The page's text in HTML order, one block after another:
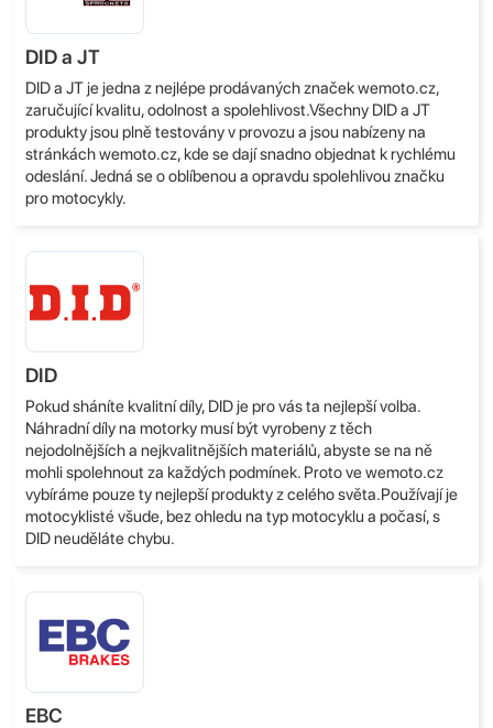
DID a JT
DID a JT je jedna z nejlépe prodávaných značek wemoto.cz,
zaručující kvalitu, odolnost a spolehlivost.Všechny DID a JT
produkty jsou plně testovány v provozu a jsou nabízeny na
stránkách wemoto.cz, kde se dají snadno objednat k rychlému
odeslání. Jedná se o oblíbenou a opravdu spolehlivou značku
pro motocykly.
DID
Pokud sháníte kvalitní díly, DID je pro vás ta nejlepší volba.
Náhradní díly na motorky musí být vyrobeny z těch
nejodolnějších a nejkvalitnějších materiálů, abyste se na ně
mohli spolehnout za každých podmínek. Proto ve wemoto.cz
vybíráme pouze ty nejlepší produkty z celého světa.Používají je
motocyklisté všude, bez ohledu na typ motocyklu a počasí, s
DID neuděláte chybu.
EBC